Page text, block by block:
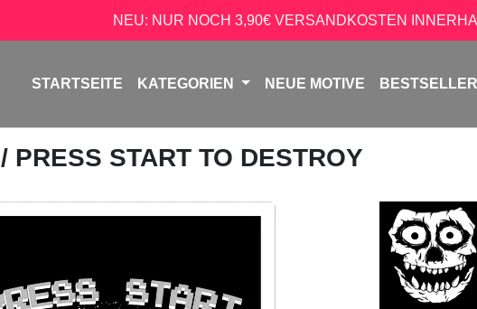
NEU: NUR NOCH 3,90€ VERSANDKOSTEN
STARTSEITE KATEGORIEN NEUE MOTIVE BESTSELLER
/ PRESS START TO DESTROY